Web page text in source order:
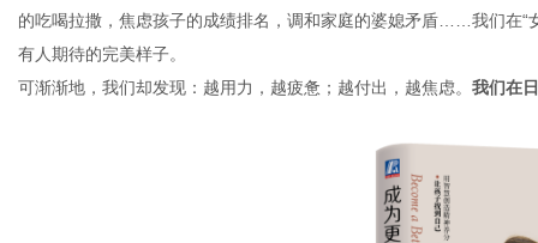
的吃喝拉撒，焦虑孩子的成绩排名，调和家庭的婆媳矛盾 ……我们在“
有人期待的完美样子。
可渐渐地，我们却发现：越用力，越疲惫；越付出，越焦虑。 我们在